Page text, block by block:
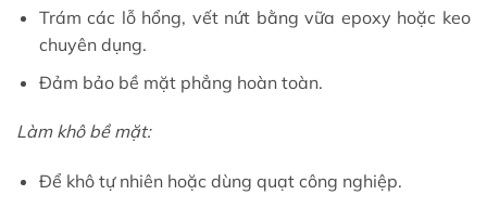
Trám các lỗ hổng, vết nứt bằng vữa epoxy hoặc keo
chuyên dụng.
Đảm bảo bề mặt phẳng hoàn toàn.
Làm khô bề mặt:
Để khô tự nhiên hoặc dùng quạt công nghiệp.